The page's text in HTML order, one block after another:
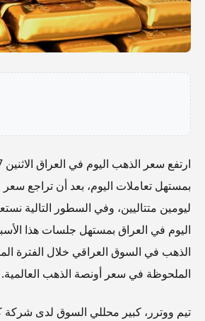
بمستهل تعاملات اليوم، بعد أن تراجع
ليومين متتاليين، وفي السطور التالية
اليوم في العراق بمستهل جلسات هذا
الذهب في السوق العراقي خلال الفترة
الملحوظة في سعر أونصة الذهب العالمية.
تيم ووترر، كبير محللي السوق لدى شركة